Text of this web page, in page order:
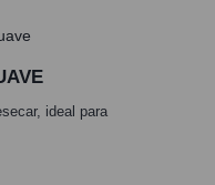
ideal para